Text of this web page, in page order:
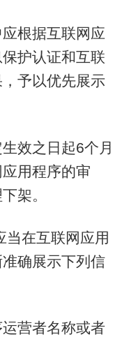
根据互联网应
护认证和互联
予以优先展示
效之日起6个月
用程序的审
架。
在互联网应用
确展示下列信
营者名称或者